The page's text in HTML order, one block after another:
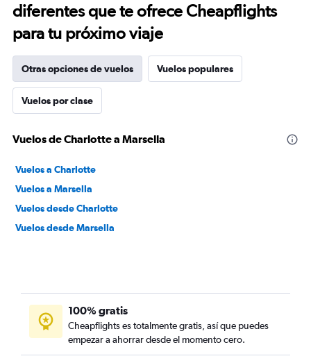
diferentes que te ofrece Cheapflights
para tu próximo viaje
Otras opciones de vuelos Vuelos populares
Vuelos por clase
Vuelos de Charlotte a Marsella
Vuelos a Charlotte
Vuelos a Marsella
Vuelos desde Charlotte
Vuelos desde Marsella
100% gratis
Cheapflights es totalmente gratis, así que puedes
empezar a ahorrar desde el momento cero.